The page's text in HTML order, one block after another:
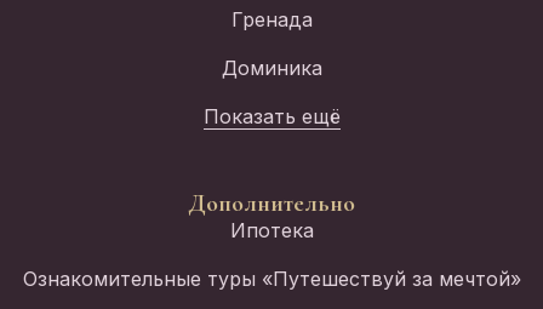
Гренада
Доминика
Показать ещё
Дополнительно
Ипотека
Ознакомительные туры «Путешествуй за мечтой»